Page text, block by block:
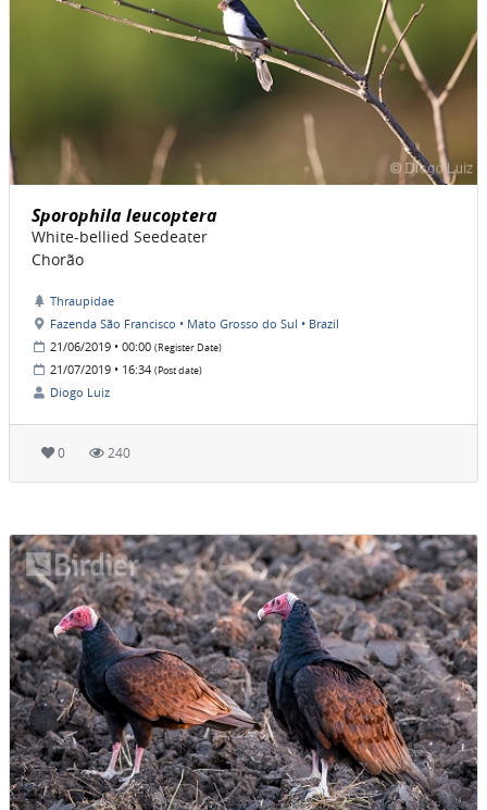
Sporophila leucoptera
White-bellied Seedeater
Chorão
Thraupidae
Fazenda São Francisco • Mato Grosso do Sul • Brazil
21/06/2019 • 00:00 (Register Date)
21/07/2019 • 16:34 (Post date)
Diogo Luiz
0 240